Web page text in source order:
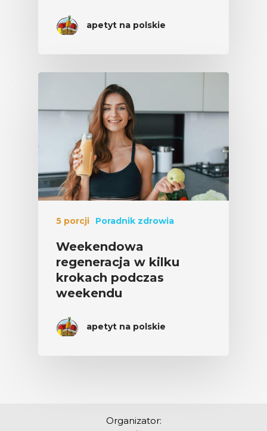
apetyt na polskie
5 porcji Poradnik zdrowia
Weekendowa
regeneracja w kilku
krokach podczas
weekendu
apetyt na polskie
Organizator: